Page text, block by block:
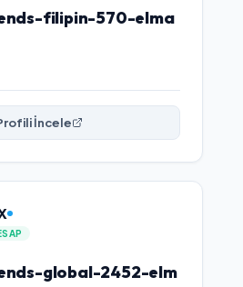
filipin-570-elma
İncele
global-2452-elm